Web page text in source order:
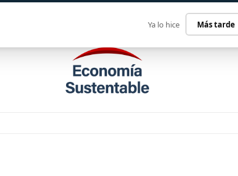
Ya lo hice Más tarde